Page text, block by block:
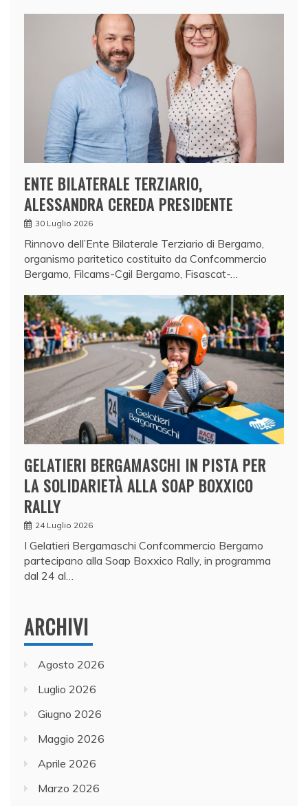
ENTE BILATERALE TERZIARIO,
ALESSANDRA CEREDA PRESIDENTE
30 Luglio 2026
Rinnovo dell’Ente Bilaterale Terziario di Bergamo,
organismo paritetico costituito da Confcommercio
Bergamo, Filcams-Cgil Bergamo, Fisascat-…
GELATIERI BERGAMASCHI IN PISTA PER
LA SOLIDARIETÀ ALLA SOAP BOXXICO
RALLY
24 Luglio 2026
I Gelatieri Bergamaschi Confcommercio Bergamo
partecipano alla Soap Boxxico Rally, in programma
dal 24 al…
ARCHIVI
Agosto 2026
Luglio 2026
Giugno 2026
Maggio 2026
Aprile 2026
Marzo 2026